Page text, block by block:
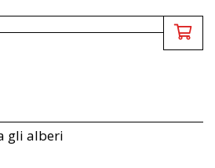
gli alberi